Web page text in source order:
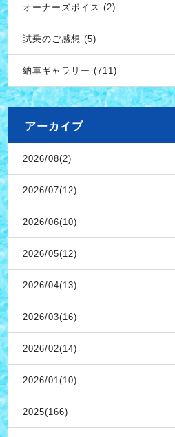
オーナーズボイス (2)
試乗のご感想 (5)
納車ギャラリー (711)
アーカイブ
2026/08(2)
2026/07(12)
2026/06(10)
2026/05(12)
2026/04(13)
2026/03(16)
2026/02(14)
2026/01(10)
2025(166)